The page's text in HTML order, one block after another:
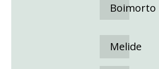
Boimorto
Melide